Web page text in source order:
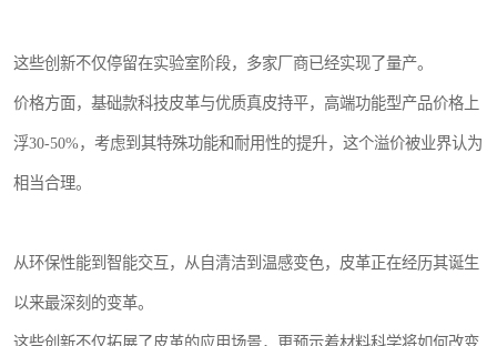
这些创新不仅停留在实验室阶段，多家厂商已经实现了量产。
价格方面，基础款科技皮革与优质真皮持平，高端功能型产品价格上
浮30-50%，考虑到其特殊功能和耐用性的提升，这个溢价被业界认为
相当合理。
从环保性能到智能交互，从自清洁到温感变色，皮革正在经历其诞生
以来最深刻的变革。